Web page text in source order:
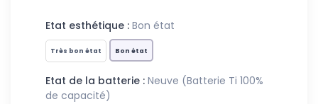
Etat esthétique : Bon état
Très bon état Bon état
Etat de la batterie : Neuve (Batterie Ti 100%
de capacité)